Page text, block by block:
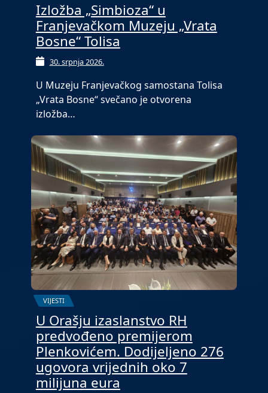
Izložba „Simbioza“ u
Franjevačkom Muzeju „Vrata
Bosne“ Tolisa
30. srpnja 2026.
U Muzeju Franjevačkog samostana Tolisa
„Vrata Bosne“ svečano je otvorena
izložba…
VIJESTI
U Orašju izaslanstvo RH
predvođeno premijerom
Plenkovićem. Dodijeljeno 276
ugovora vrijednih oko 7
milijuna eura